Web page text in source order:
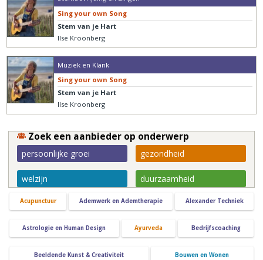
Sing your own Song
Stem van je Hart
Ilse Kroonberg
Muziek en Klank
Sing your own Song
Stem van je Hart
Ilse Kroonberg
Zoek een aanbieder op onderwerp
persoonlijke groei gezondheid
welzijn duurzaamheid
Acupunctuur Ademwerk en Ademtherapie Alexander Techniek
Astrologie en Human Design Ayurveda Bedrijfscoaching
Beeldende Kunst & Creativiteit Bouwen en Wonen